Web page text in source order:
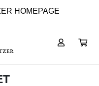
HOMEPAGE